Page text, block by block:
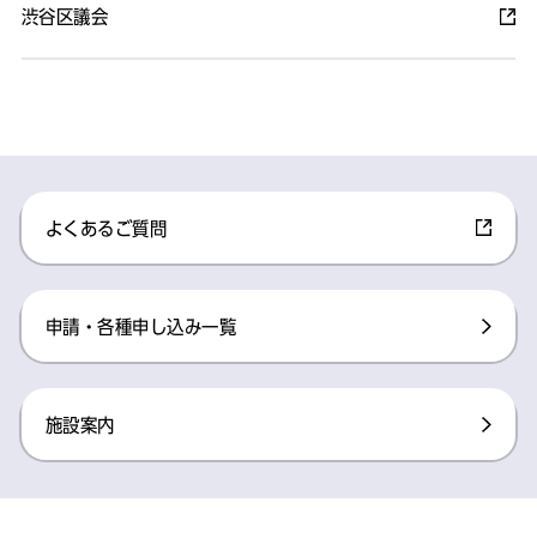
渋谷区議会
よくあるご質問​
申請・各種申し込み一覧​
施設案内​